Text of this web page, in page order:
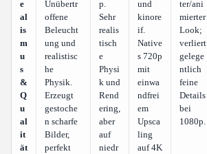
e
al
is
m
u
s
&
Q
u
al
it
ät
Unübertr
offene
Beleucht
ung und
realistisc
he
Physik.
Erzeugt
gestoche
n scharfe
Bilder,
perfekt
p.
Sehr
realis
tisch
e
Physi
k und
Rend
ering,
aber
auf
niedr
und
kinore
if.
Native
s 720p
mit
einwa
ndfrei
em
Upsca
ling
auf 4K
ter/ani
mierter
Look;
verliert
gelege
ntlich
feine
Details
bei
1080p.